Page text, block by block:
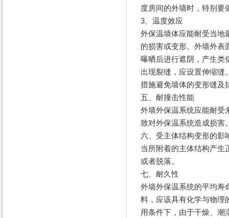
度房间的外墙时，特别要
3、温度效应
外保温墙体应能耐受当地
的损害或变形。外墙外表
曝晒后进行遮阴，产生类
出现裂缝，应设置伸缩缝
措施避免墙体的变形缝及
五、耐撞击性能
外墙外保温系统应能耐受
致对外保温系统造成损害
六、受主体结构变形的影
当所附着的主体结构产生
或者脱落。
七、耐久性
外墙外保温系统的平均寿
料，应该具有化学与物理
用条件下，由于干燥、